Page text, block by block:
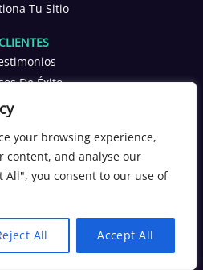
your browsing experience,
content, and analyse our
All", you consent to our use of
All Accept All
Tu Sitio
De Éxito
Agencias
653 2566